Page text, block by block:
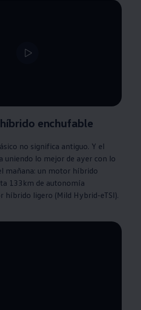
híbrido enchufable
no significa antiguo. Y el
uniendo lo mejor de ayer con lo
mañana: un motor híbrido
133km de autonomía
híbrido ligero (Mild Hybrid-eTSI).